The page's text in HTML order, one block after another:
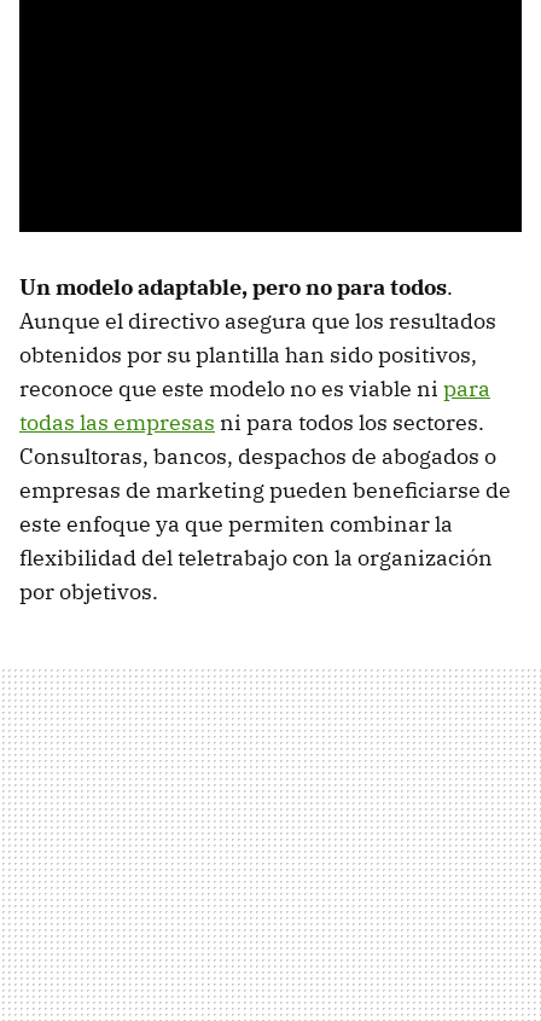
Un modelo adaptable, pero no para todos.
Aunque el directivo asegura que los resultados
obtenidos por su plantilla han sido positivos,
reconoce que este modelo no es viable ni para
todas las empresas ni para todos los sectores.
Consultoras, bancos, despachos de abogados o
empresas de marketing pueden beneficiarse de
este enfoque ya que permiten combinar la
flexibilidad del teletrabajo con la organización
por objetivos.